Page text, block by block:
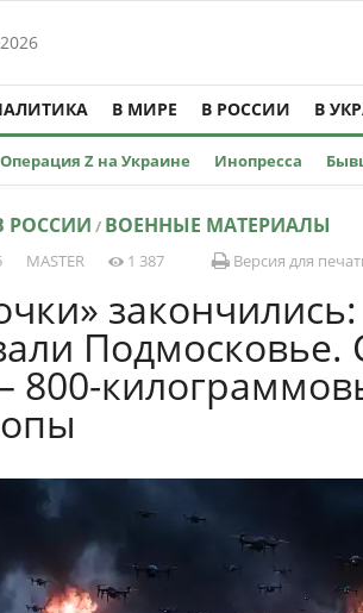
В МИРЕ В РОССИИ В
Операция Z на Украине Инопресса
РОССИИ / ВОЕННЫЕ МАТЕРИАЛЫ
MASTER 1 387 Версия для
800-